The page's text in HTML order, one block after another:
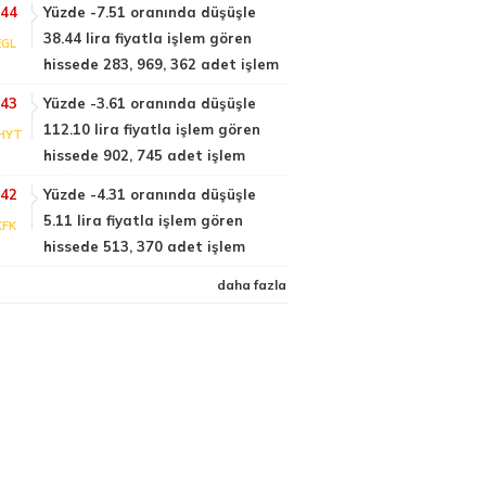
Yüzde -7.51 oranında düşüşle
38.44 lira fiyatla işlem gören
hissede 283, 969, 362 adet işlem
Yüzde -3.61 oranında düşüşle
112.10 lira fiyatla işlem gören
hissede 902, 745 adet işlem
Yüzde -4.31 oranında düşüşle
5.11 lira fiyatla işlem gören
hissede 513, 370 adet işlem
daha fazla